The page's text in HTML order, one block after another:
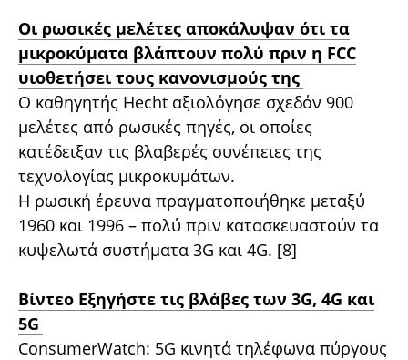
Οι ρωσικές μελέτες αποκάλυψαν ότι τα
μικροκύματα βλάπτουν πολύ πριν η FCC
υιοθετήσει τους κανονισμούς της
Ο καθηγητής Hecht αξιολόγησε σχεδόν 900
μελέτες από ρωσικές πηγές, οι οποίες
κατέδειξαν τις βλαβερές συνέπειες της
τεχνολογίας μικροκυμάτων.
Η ρωσική έρευνα πραγματοποιήθηκε μεταξύ
1960 και 1996 – πολύ πριν κατασκευαστούν τα
κυψελωτά συστήματα 3G και 4G. [8]
Βίντεο Εξηγήστε τις βλάβες των 3G, 4G και
5G
ConsumerWatch: 5G κινητά τηλέφωνα πύργους